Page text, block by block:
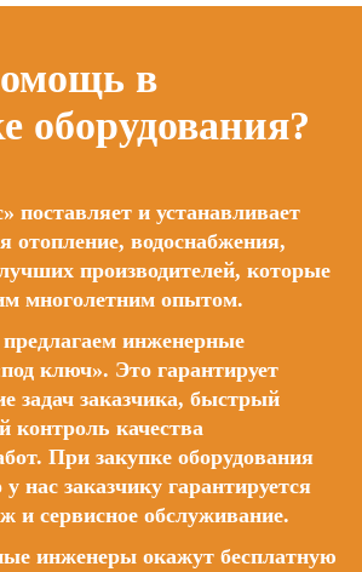
в
оборудования?
поставляет и устанавливает
отопление, водоснабжения,
производителей, которые
многолетним опытом.
инженерные
ключ». Это гарантирует
задач заказчика, быстрый
контроль качества
При закупке оборудования
у нас заказчику гарантируется
и сервисное обслуживание.
инженеры окажут бесплатную